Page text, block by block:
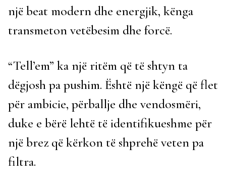
një beat modern dhe energjik, kënga
transmeton vetëbesim dhe forcë.
“Tell’em” ka një ritëm që të shtyn ta
dëgjosh pa pushim. Është një këngë që flet
për ambicie, përballje dhe vendosmëri,
duke e bërë lehtë të identifikueshme për
një brez që kërkon të shprehë veten pa
filtra.